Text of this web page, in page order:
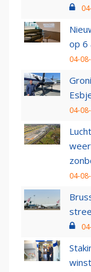
op 6
04-
04-
04-